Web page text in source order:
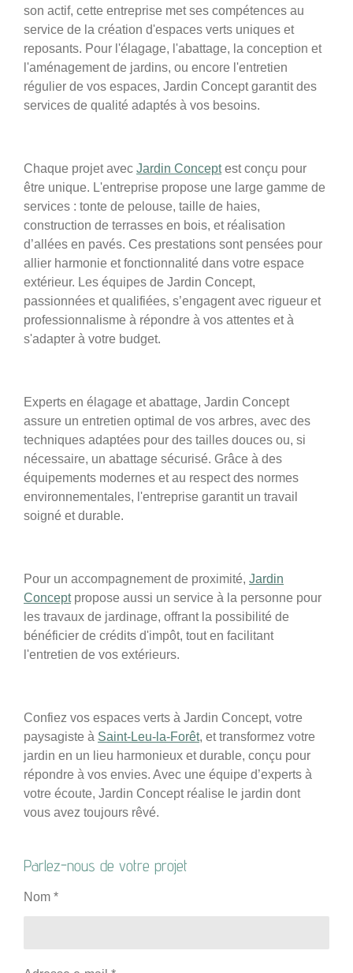
son actif, cette entreprise met ses compétences au
service de la création d'espaces verts uniques et
reposants. Pour l'élagage, l'abattage, la conception et
l'aménagement de jardins, ou encore l'entretien
régulier de vos espaces, Jardin Concept garantit des
services de qualité adaptés à vos besoins.
Chaque projet avec Jardin Conceptest conçu pour
être unique. L'entreprise propose une large gamme de
services : tonte de pelouse, taille de haies,
construction de terrasses en bois, et réalisation
d’allées en pavés. Ces prestations sont pensées pour
allier harmonie et fonctionnalité dans votre espace
extérieur. Les équipes de Jardin Concept,
passionnées et qualifiées, s’engagent avec rigueur et
professionnalisme à répondre à vos attentes et à
s'adapter à votre budget.
Experts en élagage et abattage, Jardin Concept
assure un entretien optimal de vos arbres, avec des
techniques adaptées pour des tailles douces ou, si
nécessaire, un abattage sécurisé. Grâce à des
équipements modernes et au respect des normes
environnementales, l'entreprise garantit un travail
soigné et durable.
Pour un accompagnement de proximité, Jardin
Conceptpropose aussi un service à la personne pour
les travaux de jardinage, offrant la possibilité de
bénéficier de crédits d'impôt, tout en facilitant
l'entretien de vos extérieurs.
Confiez vos espaces verts à Jardin Concept, votre
paysagiste à Saint-Leu-la-Forêt, et transformez votre
jardin en un lieu harmonieux et durable, conçu pour
répondre à vos envies. Avec une équipe d’experts à
votre écoute, Jardin Concept réalise le jardin dont
vous avez toujours rêvé.
Parlez-nous de votre projet
Nom *